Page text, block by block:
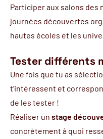
Participer aux salons des
journées découvertes
hautes écoles et les
Tester différents
Une fois que tu as
t’intéressent et
de les tester !
Réaliser un stage
concrètement à quoi